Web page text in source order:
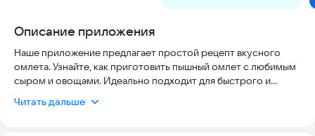
Описание приложения
Наше приложение предлагает простой рецепт вкусного
омлета. Узнайте, как приготовить пышный омлет с любимым
сыром и овощами. Идеально подходит для быстрого и
Читать дальше